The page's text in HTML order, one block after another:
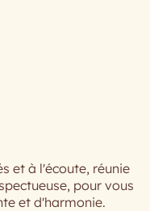
et à l'écoute, réunie
pour vous
et d'harmonie.